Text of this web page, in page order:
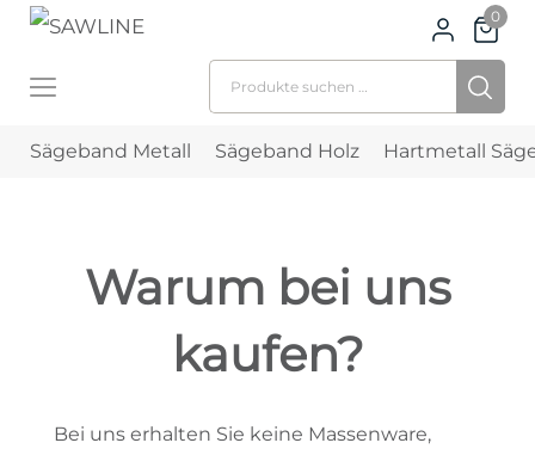
0
Suchen nach:
Sägeband Metall Sägeband Holz Hartmetall
Warum bei uns
kaufen?
Bei uns erhalten Sie keine Massenware,